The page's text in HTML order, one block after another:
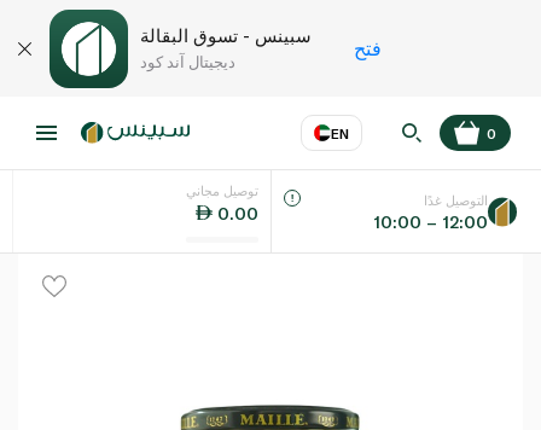
سبينس - تسوق البقالة
ديجيتال آند كود
فتح
EN
اللغة عر
0
توصيل مجاني
0.00
التوصيل غدًا
10:00 – 12:00